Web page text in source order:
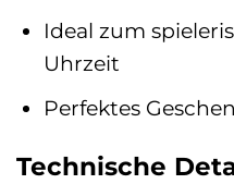
Ideal zum
Uhrzeit
Perfektes
Technische